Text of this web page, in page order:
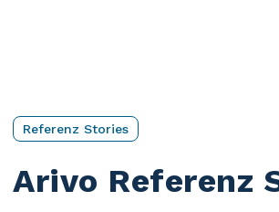
Referenz Stories
Arivo Referenz